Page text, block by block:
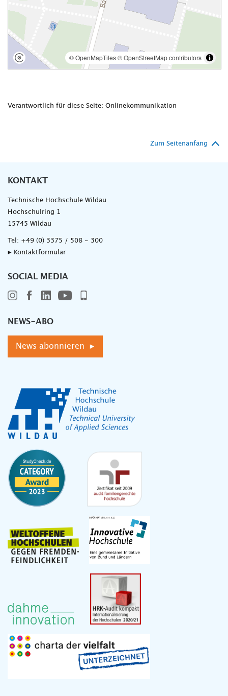
Verantwortlich für diese Seite: Onlinekommunikation
Zum Seitenanfang
KONTAKT
Technische Hochschule Wildau
Hochschulring 1
15745 Wildau
Tel: +49 (0) 3375 / 508 - 300
▸ Kontaktformular
SOCIAL MEDIA
NEWS-ABO
News abonnieren ▸